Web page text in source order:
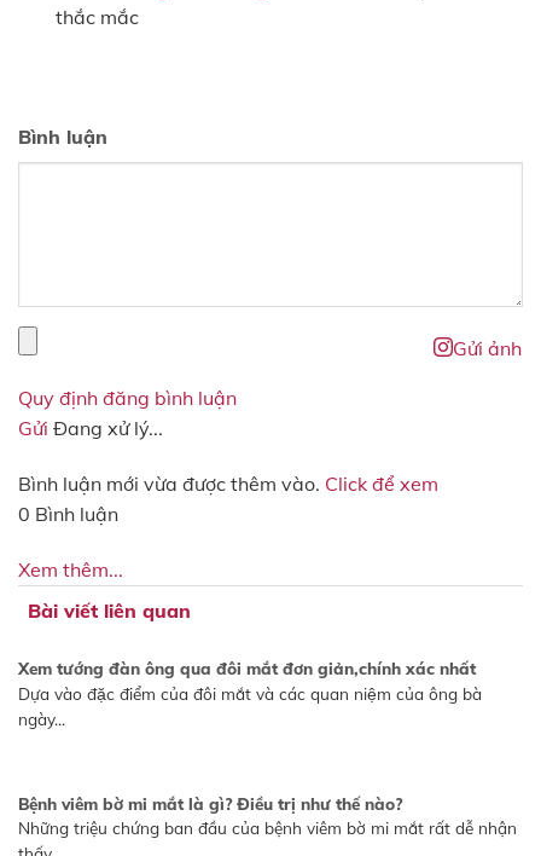
thắc mắc
Bình luận
Gửi ảnh
Quy định đăng bình luận
Gửi Đang xử lý...
Bình luận mới vừa được thêm vào. Click để xem
0 Bình luận
Xem thêm...
Bài viết liên quan
Xem tướng đàn ông qua đôi mắt đơn giản,chính xác nhất
Dựa vào đặc điểm của đôi mắt và các quan niệm của ông bà
ngày...
Bệnh viêm bờ mi mắt là gì? Điều trị như thế nào?
Những triệu chứng ban đầu của bệnh viêm bờ mi mắt rất dễ nhận